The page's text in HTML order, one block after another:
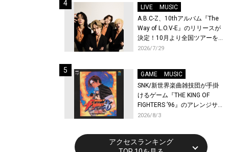
先行上映会を開催！
LIVE
MUSIC
A.B.C-Z、10thアルバム『The
Way of L.O.V-E』のリリースが
決定！10月より全国ツアーを
開催！
2026/7/29
GAME
MUSIC
SNK/新世界楽曲雑技団が手掛
けるゲーム『THE KING OF
FIGHTERS ’96』のアレンジサ
ウンドトラックが配信開始！
2026/8/3
アクセスランキング